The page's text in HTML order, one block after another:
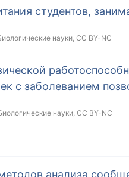
студентов,
науки, CC BY-NC
с заболеванием
науки, CC BY-NC
анализа